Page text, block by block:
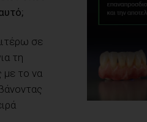
σε
τη
με το να